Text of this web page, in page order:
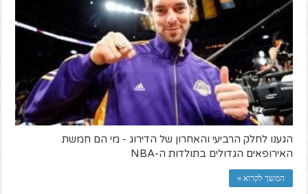
הגענו לחלק הרביעי והאחרון של הדירוג - מי הם חמשת
האירופאים הגדולים בתולדות ה-NBA
המשך לקרוא »